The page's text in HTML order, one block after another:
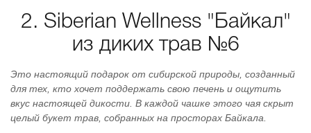
2. Siberian Wellness "Байкал"
из диких трав №6
Это настоящий подарок от сибирской природы, созданный
для тех, кто хочет поддержать свою печень и ощутить
вкус настоящей дикости. В каждой чашке этого чая скрыт
целый букет трав, собранных на просторах Байкала.